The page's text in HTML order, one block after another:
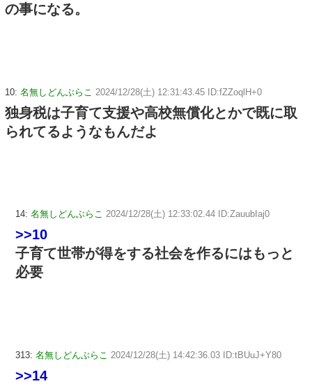
の事になる。
10: 名無しどんぶらこ 2024/12/28(土) 12:31:43.45 ID:fZZoqlH+0
独身税は子育て支援や高校無償化とかで既に取
られてるようなもんだよ
14: 名無しどんぶらこ 2024/12/28(土) 12:33:02.44 ID:ZauubIaj0
>>10
子育て世帯が得をする社会を作るにはもっと
必要
313: 名無しどんぶらこ 2024/12/28(土) 14:42:36.03 ID:tBUuJ+Y80
>>14